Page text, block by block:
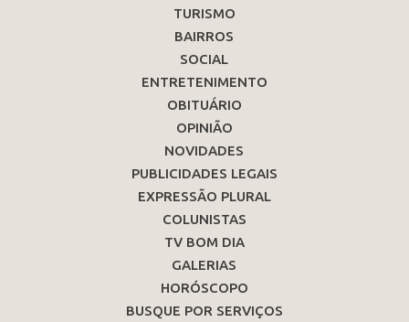
TURISMO
BAIRROS
SOCIAL
ENTRETENIMENTO
OBITUÁRIO
OPINIÃO
NOVIDADES
PUBLICIDADES LEGAIS
EXPRESSÃO PLURAL
COLUNISTAS
TV BOM DIA
GALERIAS
HORÓSCOPO
BUSQUE POR SERVIÇOS